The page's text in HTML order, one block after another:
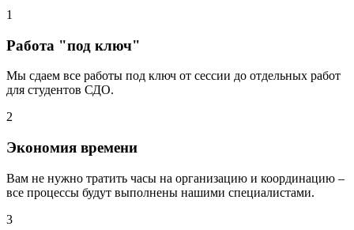
1
Работа "под ключ"
Мы сдаем все работы под ключ от сессии до отдельных работ
для студентов СДО.
2
Экономия времени
Вам не нужно тратить часы на организацию и координацию –
все процессы будут выполнены нашими специалистами.
3